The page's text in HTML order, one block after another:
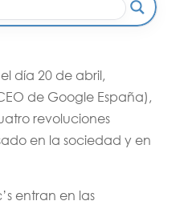
día 20 de abril,
de Google España),
revoluciones
en la sociedad y en
entran en las